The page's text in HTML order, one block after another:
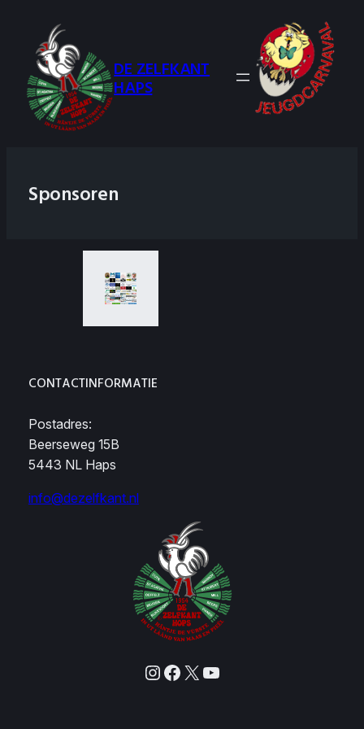
inhoud
DE ZELFKANT
HAPS
Sponsoren
CONTACTINFORMATIE
Postadres:
Beerseweg 15B
5443 NL Haps
info@dezelfkant.nl
InstagramFacebook X YouTube